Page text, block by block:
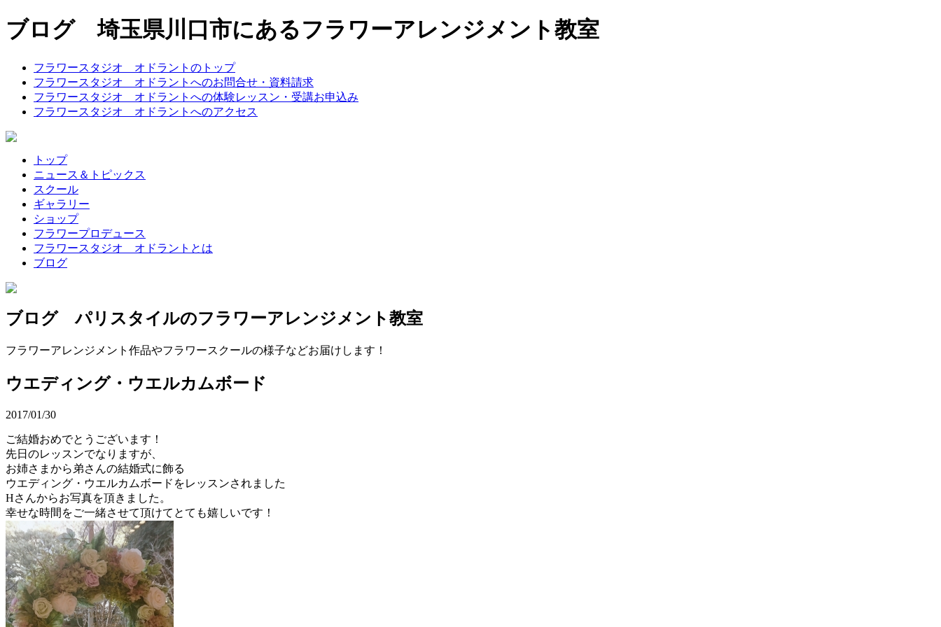
ブログ 埼玉県川口市にあるフラワーアレンジメント教室
フラワースタジオ オドラントのトップ
フラワースタジオ オドラントへのお問合せ・資料請求
フラワースタジオ オドラントへの体験レッスン・受講お申込み
フラワースタジオ オドラントへのアクセス
トップ
ニュース＆トピックス
スクール
ギャラリー
ショップ
フラワープロデュース
フラワースタジオ オドラントとは
ブログ
ブログ パリスタイルのフラワーアレンジメント教室
フラワーアレンジメント作品やフラワースクールの様子などお届けします！
ウエディング・ウエルカムボード
2017/01/30
ご結婚おめでとうございます！
先日のレッスンでなりますが、
お姉さまから弟さんの結婚式に飾る
ウエディング・ウエルカムボードをレッスンされました
Hさんからお写真を頂きました。
幸せな時間をご一緒させて頂けてとても嬉しいです！